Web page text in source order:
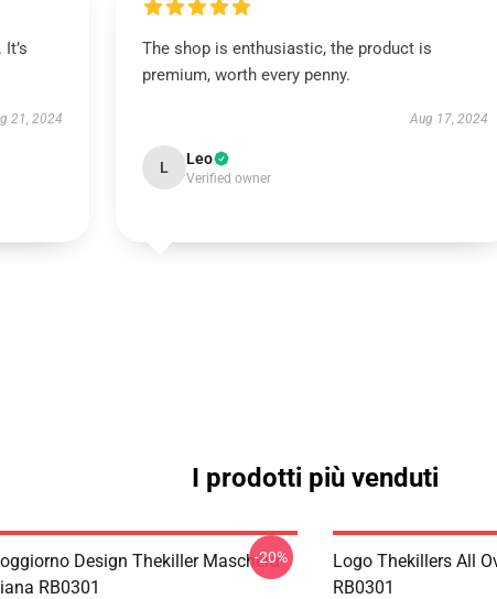
21, 2024
The shop is enthusiastic, the product is
premium, worth every penny.
Aug 17, 2024
L Leo
Verified owner
I prodotti più venduti
Design Thekiller Maschera
RB0301
-20%
Logo Thekillers All
RB0301